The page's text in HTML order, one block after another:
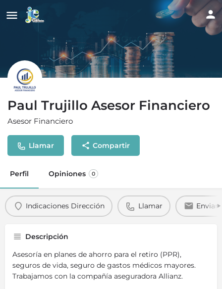
Paul Trujillo Asesor Financiero
Asesor Financiero
Llamar Compartir
Perfil Opiniones 0
Indicaciones Dirección Llamar Enviar
Descripción
Asesoría en planes de ahorro para el retiro (PPR),
seguros de vida, seguro de gastos médicos mayores.
Trabajamos con la compañía aseguradora Allianz.